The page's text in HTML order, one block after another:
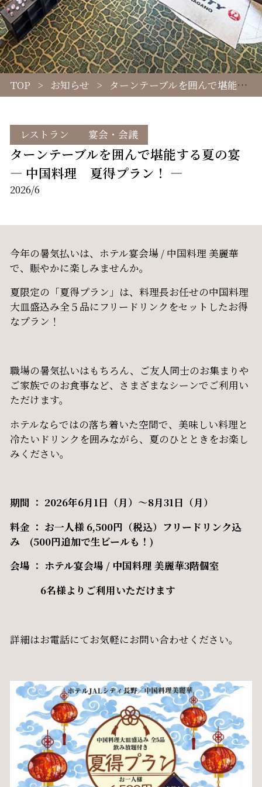
TOP お知らせ ターンテーブルを囲んで堪能する夏の宴 ― 中国料理 夏得プラン！ ―
レストラン 宴会・会議
ターンテーブルを囲んで堪能する夏の宴
― 中国料理 夏得プラン！ ―
2026/6
今年の暑気払いは、ホテル宴会場 / 中国料理 美麗華
で、賑やかに楽しみませんか。
夏限定の「夏得プラン」は、料理長お任せの中国料理
大皿盛込み全５品にフリードリンクをセットしたお得
なプラン！
職場の暑気払いはもちろん、ご友人同士のお集まりや
ご家族でのお食事など、さまざまなシーンでご利用い
ただけます。
ホテルならではの落ち着いた空間で、美味しい料理と
冷たいドリンクを囲みながら、夏のひとときをお楽し
みください。
期間 ： 2026年6月1日（月）～8月31日（月）
料金 ： お一人様 6,500円（税込）フリードリンク込
み (500円追加で生ビールも！)
会場 ： ホテル宴会場 / 中国料理 美麗華3階個室
6名様よりご利用いただけます
詳細はお電話にてお気軽にお問い合わせください。